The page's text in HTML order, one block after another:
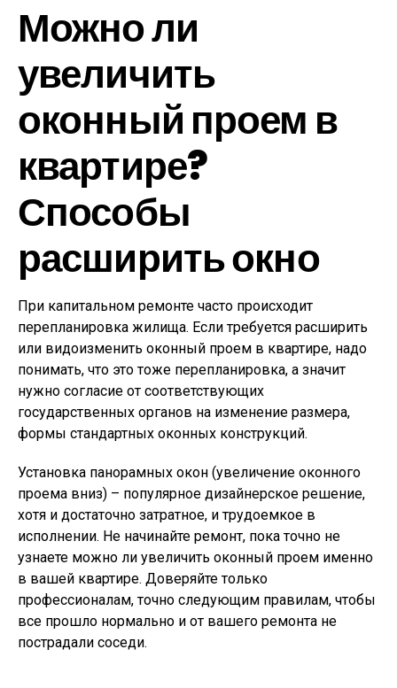
Можно ли
увеличить
оконный проем в
квартире?
Способы
расширить окно
При капитальном ремонте часто происходит
перепланировка жилища. Если требуется расширить
или видоизменить оконный проем в квартире, надо
понимать, что это тоже перепланировка, а значит
нужно согласие от соответствующих
государственных органов на изменение размера,
формы стандартных оконных конструкций.
Установка панорамных окон (увеличение оконного
проема вниз) – популярное дизайнерское решение,
хотя и достаточно затратное, и трудоемкое в
исполнении. Не начинайте ремонт, пока точно не
узнаете можно ли увеличить оконный проем именно
в вашей квартире. Доверяйте только
профессионалам, точно следующим правилам, чтобы
все прошло нормально и от вашего ремонта не
пострадали соседи.